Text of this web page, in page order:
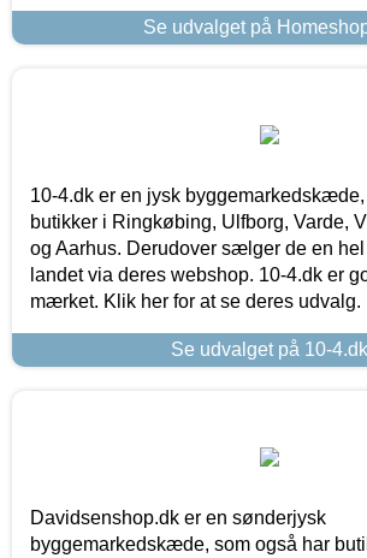
Se udvalget på
10-4.dk er en jysk
butikker i Ringkøbing, Ulfborg, Varde,
og Aarhus. Derudover sælger de en
landet via deres webshop. 10-4.dk er
mærket. Klik her for at se deres udvalg.
Se udvalget på 10-4.dk
Davidsenshop.dk er en sønderjysk
byggemarkedskæde, som også har